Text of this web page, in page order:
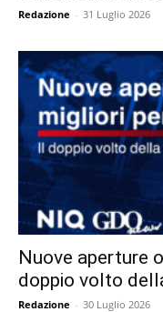
Redazione - 31 Luglio 2026
Nuove aperture
doppio volto
Redazione - 30 Luglio 2026